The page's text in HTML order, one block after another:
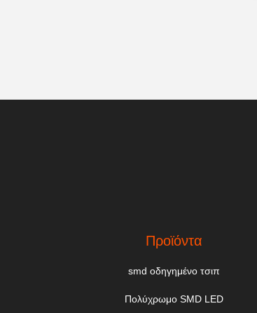
Προϊόντα
smd οδηγημένο τσιπ
Πολύχρωμο SMD LED